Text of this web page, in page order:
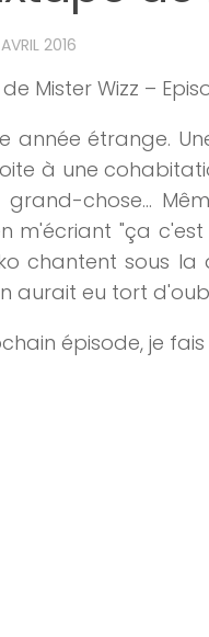
2016
de Mister Wizz –
année étrange.
à une
grand-chose...
m'écriant "ça c'est
chantent sous la
aurait eu tort
épisode, je